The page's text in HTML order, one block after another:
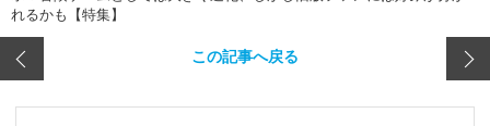
れるかも【特集】
この記事へ戻る